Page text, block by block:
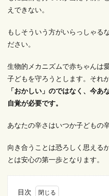
えできない。
もしそういう方がいらっしゃる
ださい。
生物的メカニズムで赤ちゃんは
子どもを守ろうとします。それ
「おかしい」のではなく、今あ
自覚が必要です。
あなたの辛さはいつか子どもの
向き合うことは恐ろしく思える
とは安心の第一歩となります。
目次